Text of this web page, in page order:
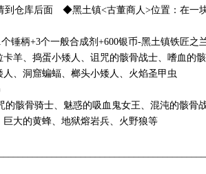
仓库后面 ◆黑土镇<古董商人>位置：在一
柄+3个一般合成剂+600银币-黑土镇铁匠之
、捣蛋小矮人、诅咒的骸骨战士、嗜血的
、洞窟蝙蝠、榔头小矮人、火焰圣甲虫
骸骨骑士、魅惑的吸血鬼女王、混沌的骸骨
大的黄蜂、地狱熔岩兵、火野狼等